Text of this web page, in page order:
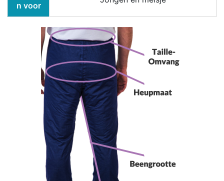
n voor